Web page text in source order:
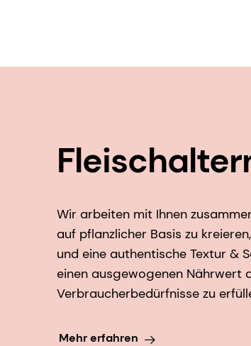
Wir arbeiten mit Ihnen
auf pflanzlicher Basis zu
und eine authentische Textur &
einen ausgewogenen Nährwert
Verbraucherbedürfnisse zu
Mehr erfahren